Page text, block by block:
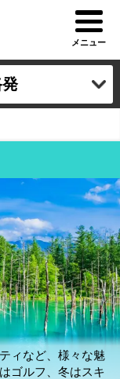
メニュー
ィなど、様々な魅
ゴルフ、冬はスキ